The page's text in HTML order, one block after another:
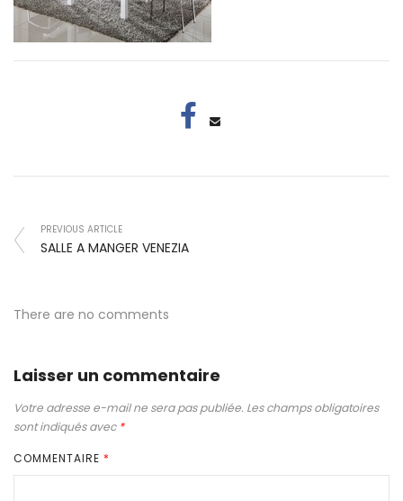
PREVIOUS ARTICLE
SALLE A MANGER VENEZIA
There are no comments
Laisser un commentaire
Votre adresse e-mail ne sera pas publiée. Les champs obligatoires
sont indiqués avec *
COMMENTAIRE *